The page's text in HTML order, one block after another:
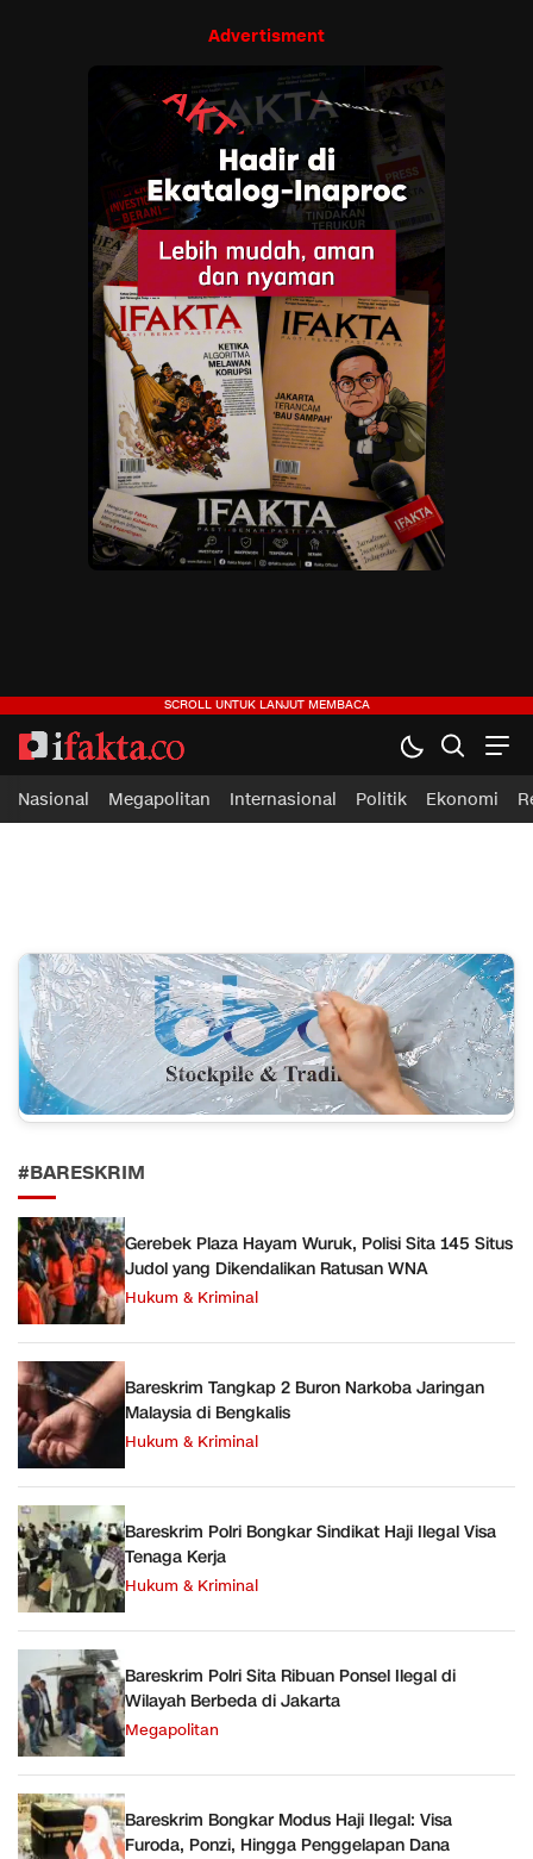
Advertisment
ifakta.co
#pastibenar
Nasional Megapolitan Internasional Politik Ekonomi
#BARESKRIM
Gerebek Plaza Hayam Wuruk, Polisi Sita 145 Situs
Judol yang Dikendalikan Ratusan WNA
Hukum & Kriminal
Bareskrim Tangkap 2 Buron Narkoba Jaringan
Malaysia di Bengkalis
Hukum & Kriminal
Bareskrim Polri Bongkar Sindikat Haji Ilegal Visa
Tenaga Kerja
Hukum & Kriminal
Bareskrim Polri Sita Ribuan Ponsel Ilegal di
Wilayah Berbeda di Jakarta
Megapolitan
Bareskrim Bongkar Modus Haji Ilegal: Visa
Furoda, Ponzi, Hingga Penggelapan Dana